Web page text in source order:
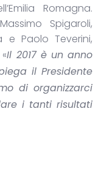
Romagna.
Spigaroli,
e Paolo Teverini,
Il 2017 è un anno
il Presidente
di organizzarci
i tanti risultati